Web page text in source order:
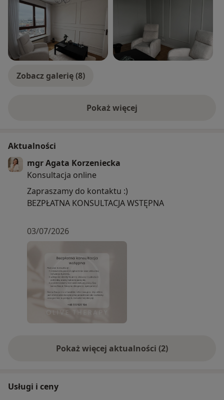
Zobacz galerię (8)
Pokaż więcejo doświadczeniu
Aktualności
mgr Agata Korzeniecka
Konsultacja online
Zapraszamy do kontaktu :)
BEZPŁATNA KONSULTACJA WSTĘPNA
03/07/2026
Pokaż więcej aktualności (2)
Usługi i ceny